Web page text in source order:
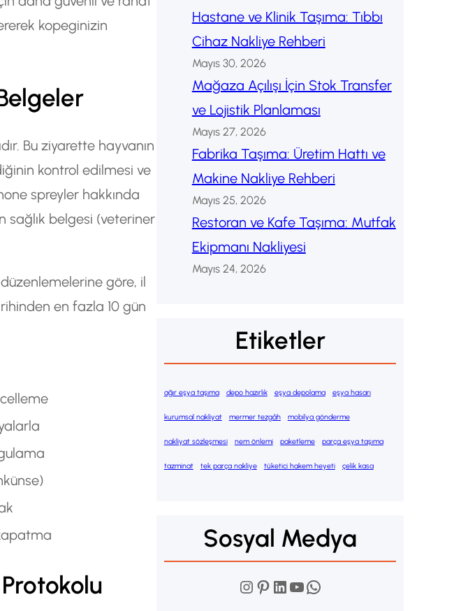
kopeginizin
Bu ziyarette hayvanın
kontrol edilmesi ve
spreyler hakkında
sağlık belgesi (veteriner
göre, il
en fazla 10 gün
Hastane ve Klinik Taşıma: Tıbbı
Cihaz Nakliye Rehberi
Mayıs 30, 2026
Mağaza Açılışı İçin Stok Transfer
ve Lojistik Planlaması
Mayıs 27, 2026
Fabrika Taşıma: Üretim Hattı ve
Makine Nakliye Rehberi
Mayıs 25, 2026
Restoran ve Kafe Taşıma: Mutfak
Ekipmanı Nakliyesi
Mayıs 24, 2026
Etiketler
ağır eşya taşıma depo hazırlık eşya depolama eşya hasarı
kurumsal nakliyat mermer tezgâh mobilya gönderme
nakliyat sözleşmesi nem önlemi paketleme parça eşya taşıma
tazminat tek parça nakliye tüketici hakem heyeti çelik kasa
Sosyal Medya
Instagram Pinterest LinkedIn YouTube WhatsApp